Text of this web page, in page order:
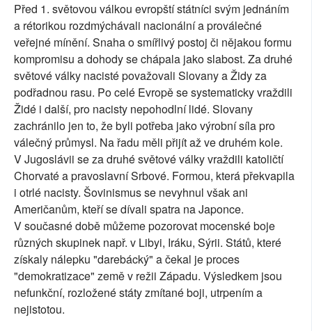
Před 1. světovou válkou evropští státníci svým jednáním
a rétorikou rozdmýchávali nacionální a proválečné
veřejné mínění. Snaha o smířlivý postoj či nějakou formu
kompromisu a dohody se chápala jako slabost. Za druhé
světové války nacisté považovali Slovany a Židy za
podřadnou rasu. Po celé Evropě se systematicky vraždili
Židé i další, pro nacisty nepohodlní lidé. Slovany
zachránilo jen to, že byli potřeba jako výrobní síla pro
válečný průmysl. Na řadu měli přijít až ve druhém kole.
V Jugoslávii se za druhé světové války vraždili katoličtí
Chorvaté a pravoslavní Srbové. Formou, která překvapila
i otrlé nacisty. Šovinismus se nevyhnul však ani
Američanům, kteří se dívali spatra na Japonce.
V současné době můžeme pozorovat mocenské boje
různých skupinek např. v Libyi, Iráku, Sýrii. Států, které
získaly nálepku "darebácký" a čekal je proces
"demokratizace" země v režii Západu. Výsledkem jsou
nefunkční, rozložené státy zmítané boji, utrpením a
nejistotou.